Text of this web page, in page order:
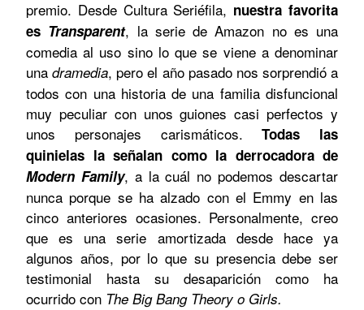
premio. Desde Cultura Seriéfila, nuestra favorita
es Transparent, la serie de Amazon no es una
comedia al uso sino lo que se viene a denominar
unadramedia, pero el año pasado nos sorprendió a
todos con una historia de una familia disfuncional
muy peculiar con unos guiones casi perfectos y
unos personajes carismáticos.Todas las
quinielas la señalan como la derrocadora de
Modern Family, a la cuál no podemos descartar
nunca porque se ha alzado con el Emmy en las
cinco anteriores ocasiones. Personalmente, creo
que es una serie amortizada desde hace ya
algunos años, por lo que su presencia debe ser
testimonial hasta su desaparición como ha
ocurrido con The Big Bang Theory o Girls.